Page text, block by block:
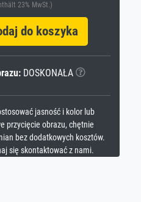
23% MwSt.)
do koszyka
DOSKONAŁA
jasność i kolor lub
przycięcie obrazu, chętnie
bez dodatkowych kosztów.
się skontaktować z nami.